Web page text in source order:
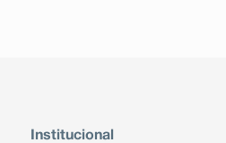
Institucional